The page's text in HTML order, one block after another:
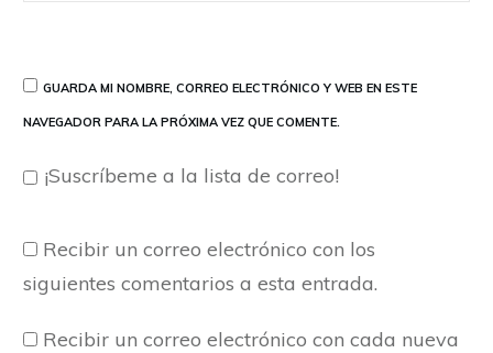
GUARDA MI NOMBRE, CORREO ELECTRÓNICO Y WEB EN ESTE
NAVEGADOR PARA LA PRÓXIMA VEZ QUE COMENTE.
¡Suscríbeme a la lista de correo!
Recibir un correo electrónico con los
siguientes comentarios a esta entrada.
Recibir un correo electrónico con cada nueva